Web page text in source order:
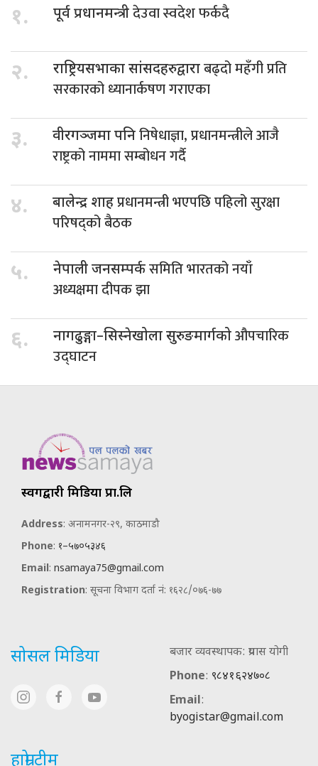
१. पूर्व प्रधानमन्त्रीदेउवा स्वदेश फर्कदै
२. राष्ट्रियसभाका सांसदहरुद्वाराबढ्दो महँगी प्रति
सरकारको ध्यानार्कषण गराएका
३. वीरगञ्जमा पनिनिषेधाज्ञा, प्रधानमन्त्रीले आजै
राष्ट्रको नाममा सम्बोधन गर्दै
४. बालेन्द्र शाहप्रधानमन्त्री भएपछि पहिलो सुरक्षा
परिषद्को बैठक
५. नेपाली जनसम्पर्कसमिति भारतको नयाँ
अध्यक्षमा दीपक झा
६. नागढुङ्गा–सिस्नेखोला सुरुङमार्गकोऔपचारिक
उद्घाटन
स्वर्गद्वारी मिडिया प्रा.लि
Address: अनामनगर-२९, काठमाडौ
Phone: १–५७०५३४६
Email: nsamaya75@gmail.com
Registration: सूचना विभाग दर्ता नं: १६२८/०७६-७७
सोसल मिडिया
बजार व्यवस्थापक: प्रयास योगी
Phone: ९८४१६२४७०८
Email:
byogistar@gmail.com
हाम्रो टीम